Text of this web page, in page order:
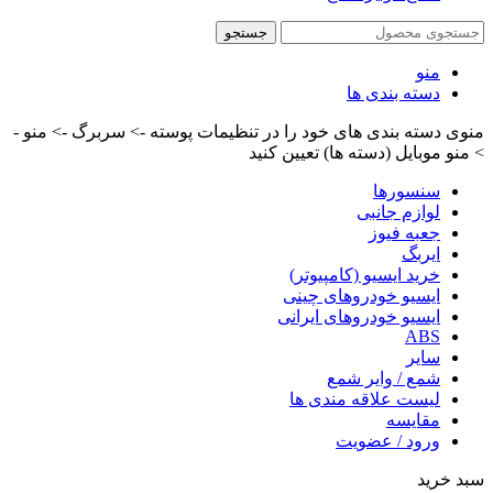
جستجو
منو
دسته بندی ها
منوی دسته بندی های خود را در تنظیمات پوسته -> سربرگ -> منو -
> منو موبایل (دسته ها) تعیین کنید
سنسورها
لوازم جانبی
جعبه فیوز
ایربگ
خرید ایسیو (کامپیوتر)
ایسیو خودروهای چینی
ایسیو خودروهای ایرانی
ABS
سایر
شمع / وایر شمع
لیست علاقه مندی ها
مقایسه
ورود / عضویت
سبد خرید